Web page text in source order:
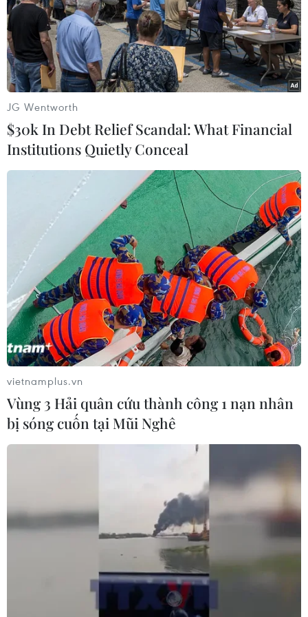
Đặc phái viên hạt nhân Hàn Quốc tới Mỹ,
xúc tiến đối thoại với Mỹ-Nhật
17/10/2021 03:05
Ông Noh Kyu-duk cho rằng việc tuyên bố chính thức
chấm dứt Chiến tranh Triều Tiên (1950-1953) có thể mở
đường cho việc nối lại các cuộc đàm phán phi hạt nhân
hóa bị đình trệ với Triều Tiên.
Vụ phóng của Triều Tiên: Hàn Quốc, Mỹ,
Nhật Bản tổ chức họp ba bên
JG Wentworth
$30k In Debt Relief Scandal: What Financial
Institutions Quietly Conceal
vietnamplus.vn
Vùng 3 Hải quân cứu thành công 1 nạn nhân
bị sóng cuốn tại Mũi Nghê